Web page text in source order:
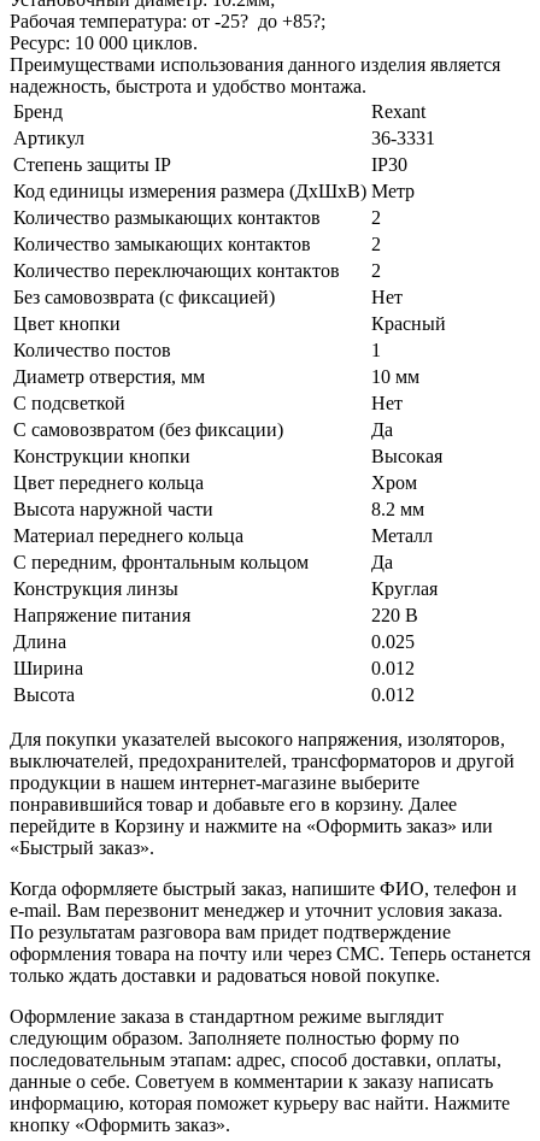
Рабочая температура: от -25? до +85?;
Ресурс: 10 000 циклов.
Преимуществами использования данного изделия является
надежность, быстрота и удобство монтажа.
Бренд
Rexant
Артикул
36-3331
Степень защиты IP
IP30
Код единицы измерения размера (ДхШхВ) Метр
Количество размыкающих контактов
2
Количество замыкающих контактов
2
Количество переключающих контактов
2
Без самовозврата (с фиксацией)
Нет
Цвет кнопки
Красный
Количество постов
1
Диаметр отверстия, мм
10 мм
С подсветкой
Нет
С самовозвратом (без фиксации)
Да
Конструкции кнопки
Высокая
Цвет переднего кольца
Хром
Высота наружной части
8.2 мм
Материал переднего кольца
Металл
С передним, фронтальным кольцом
Да
Конструкция линзы
Круглая
Напряжение питания
220 В
Длина
0.025
Ширина
0.012
Высота
0.012
Для покупки указателей высокого напряжения, изоляторов,
выключателей, предохранителей, трансформаторов и другой
продукции в нашем интернет-магазине выберите
понравившийся товар и добавьте его в корзину. Далее
перейдите в Корзину и нажмите на «Оформить заказ» или
«Быстрый заказ».
Когда оформляете быстрый заказ, напишите ФИО, телефон и
e-mail. Вам перезвонит менеджер и уточнит условия заказа.
По результатам разговора вам придет подтверждение
оформления товара на почту или через СМС. Теперь останется
только ждать доставки и радоваться новой покупке.
Оформление заказа в стандартном режиме выглядит
следующим образом. Заполняете полностью форму по
последовательным этапам: адрес, способ доставки, оплаты,
данные о себе. Советуем в комментарии к заказу написать
информацию, которая поможет курьеру вас найти. Нажмите
кнопку «Оформить заказ».